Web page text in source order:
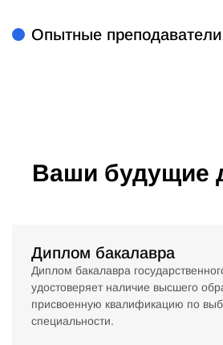
Опытные преподаватели
Ваши будущие
Диплом бакалавра
Диплом бакалавра
удостоверяет наличие высшего
присвоенную квалификацию по
специальности.